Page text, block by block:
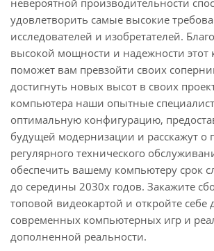
невероятной производительности
удовлетворить самые высокие
исследователей и изобретателей.
высокой мощности и надежности этот
поможет вам превзойти своих
достигнуть новых высот в своих
компьютера наши опытные
оптимальную конфигурацию,
будущей модернизации и расскажут о
регулярного технического
обеспечить вашему компьютеру срок
до середины 2030х годов. Закажите
топовой видеокартой и откройте себе
современных компьютерных игр и
дополненной реальности.